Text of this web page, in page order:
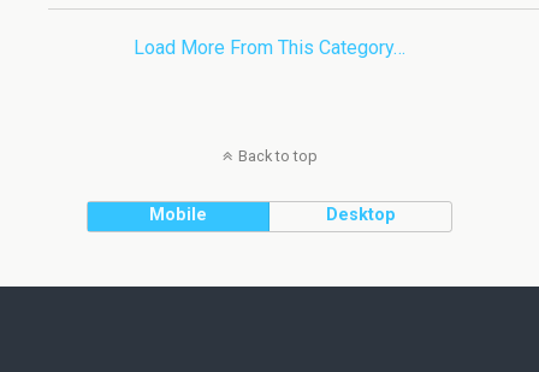
Load More From This Category…
Back to top
Mobile Desktop